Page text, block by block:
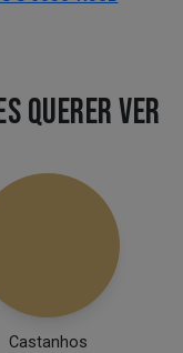
QUERER VER
Castanhos